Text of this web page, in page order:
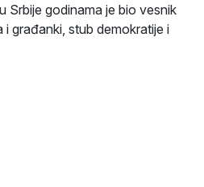
Srbije godinama je bio vesnik
građanki, stub demokratije i